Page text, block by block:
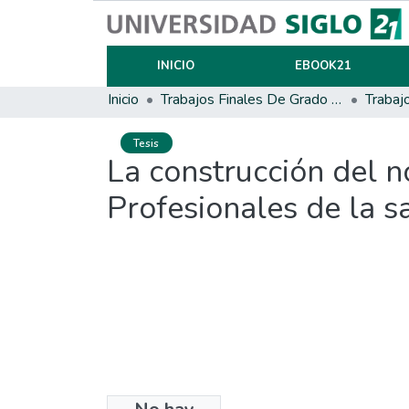
INICIO EBOOK21
Inicio Trabajos Finales De Grado Y Posgrado
Tesis
La construcción del
Profesionales de la